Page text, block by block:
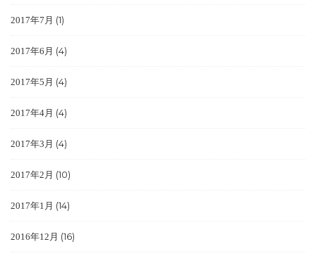
2017年7月 (1)
2017年6月 (4)
2017年5月 (4)
2017年4月 (4)
2017年3月 (4)
2017年2月 (10)
2017年1月 (14)
2016年12月 (16)